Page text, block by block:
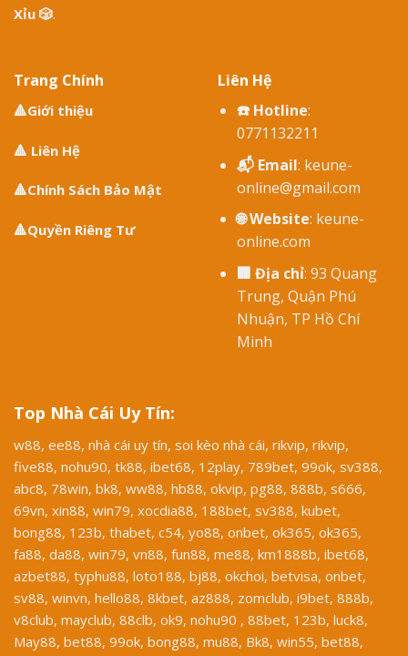
Xỉu 🎲.
Trang Chính
🔺Giới thiệu
🔺 Liên Hệ
🔺Chính Sách Bảo Mật
🔺Quyền Riêng Tư
Liên Hệ
☎️ Hotline:
0771132211
📬 Email: keune-
online@gmail.com
🌐 Website: keune-
online.com
🏢 Địa chỉ: 93 Quang
Trung, Quận Phú
Nhuận, TP Hồ Chí
Minh
Top Nhà Cái Uy Tín:
w88, ee88, nhà cái uy tín, soi kèo nhà cái, rikvip, rikvip,
five88, nohu90, tk88, ibet68, 12play, 789bet, 99ok, sv388,
abc8, 78win, bk8, ww88, hb88, okvip, pg88, 888b, s666,
69vn, xin88, win79, xocdia88, 188bet, sv388, kubet,
bong88, 123b, thabet, c54, yo88, onbet, ok365, ok365,
fa88, da88, win79, vn88, fun88, me88, km1888b, ibet68,
azbet88, typhu88, loto188, bj88, okchoi, betvisa, onbet,
sv88, winvn, hello88, 8kbet, az888, zomclub, i9bet, 888b,
v8club, mayclub, 88clb, ok9, nohu90 , 88bet, 123b, luck8,
May88, bet88, 99ok, bong88, mu88, Bk8, win55, bet88,